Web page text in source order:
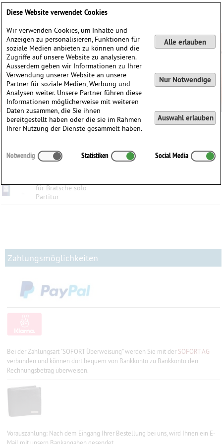
für Bratsche solo
Partitur
Zahlungsmöglichkeiten
Bei der Zahlungsart "SOFORT Überweisung" werden Sie mit der SOFORT AG
verbunden und können dort bequem von Bankkonto zu Bankkonto den
Rechnungsbetrag überweisen.
Vorauszahlung: Nach dem Eingang Ihrer Bestellung bei uns, wird Ihnen ein E-
Diese Website verwendet Cookies
Wir verwenden Cookies, um Inhalte und
Anzeigen zu personalisieren, Funktionen für
soziale Medien anbieten zu können und die
Zugriffe auf unsere Website zu analysieren.
Ausserdem geben wir Informationen zu Ihrer
Verwendung unserer Website an unsere
Partner für soziale Medien, Werbung und
Analysen weiter. Unsere Partner führen diese
Informationen möglicherweise mit weiteren
Daten zusammen, die Sie ihnen
bereitgestellt haben oder die sie im Rahmen
Ihrer Nutzung der Dienste gesammelt haben.
Alle erlauben
Nur Notwendige
Auswahl erlauben
Notwendig Statistiken Social Media